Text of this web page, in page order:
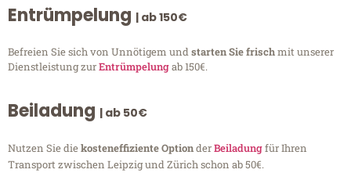
Entrümpelung | ab 150€
Befreien Sie sich von Unnötigem undstarten Sie frischmit unserer
Dienstleistung zurEntrümpelungab 150€.
Beiladung | ab 50€
Nutzen Sie diekosteneffiziente OptionderBeiladungfür Ihren
Transport zwischen Leipzig und Zürich schon ab 50€.